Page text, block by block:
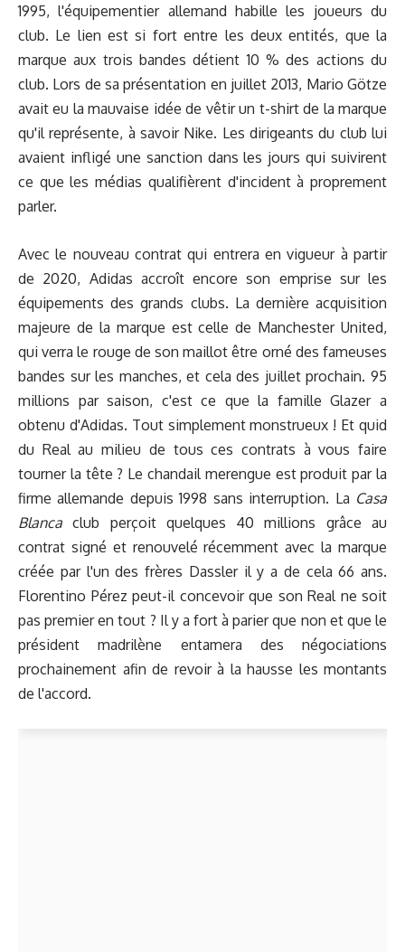
1995, l'équipementier allemand habille les joueurs du
club. Le lien est si fort entre les deux entités, que la
marque aux trois bandes détient 10 % des actions du
club. Lors de sa présentation en juillet 2013, Mario Götze
avait eu la mauvaise idée de vêtir un t-shirt de la marque
qu'il représente, à savoir Nike. Les dirigeants du club lui
avaient infligé une sanction dans les jours qui suivirent
ce que les médias qualifièrent d'incident à proprement
parler.
Avec le nouveau contrat qui entrera en vigueur à partir
de 2020, Adidas accroît encore son emprise sur les
équipements des grands clubs. La dernière acquisition
majeure de la marque est celle de Manchester United,
qui verra le rouge de son maillot être orné des fameuses
bandes sur les manches, et cela des juillet prochain. 95
millions par saison, c'est ce que la famille Glazer a
obtenu d'Adidas. Tout simplement monstrueux ! Et quid
du Real au milieu de tous ces contrats à vous faire
tourner la tête ? Le chandail merengue est produit par la
firme allemande depuis 1998 sans interruption. La Casa
Blanca club perçoit quelques 40 millions grâce au
contrat signé et renouvelé récemment avec la marque
créée par l'un des frères Dassler il y a de cela 66 ans.
Florentino Pérez peut-il concevoir que son Real ne soit
pas premier en tout ? Il y a fort à parier que non et que le
président madrilène entamera des négociations
prochainement afin de revoir à la hausse les montants
de l'accord.